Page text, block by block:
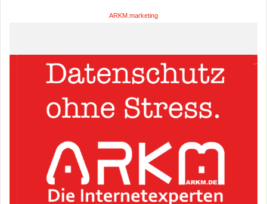
ARKM.marketing